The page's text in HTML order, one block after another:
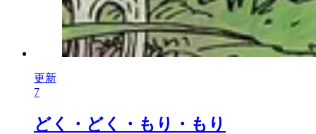
更新
7
どく・どく・もり・もり